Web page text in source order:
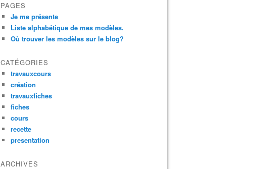
PAGES
Je me présente
Liste alphabétique de mes modèles.
Où trouver les modèles sur le blog?
CATÉGORIES
travauxcours
création
travauxfiches
fiches
cours
recette
presentation
ARCHIVES